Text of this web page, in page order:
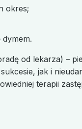
okres;
od lekarza) –
jak i
terapii